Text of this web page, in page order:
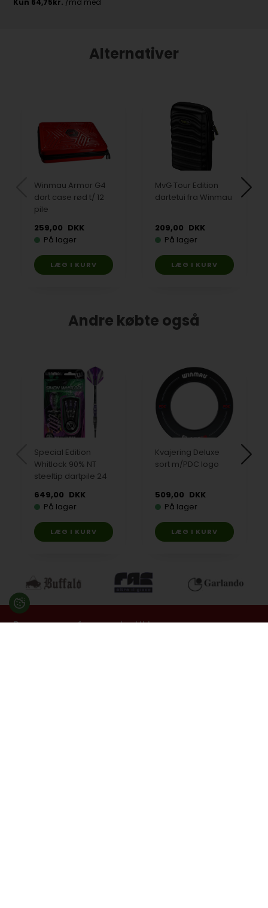
Alternativer
Winmau Armor G4
dart case rød t/ 12
pile
259,00 DKK
På lager
MvG Tour Edition
dartetui fra Winmau
209,00 DKK
På lager
Andre købte også
Special Edition
Whitlock 90% NT
steeltip dartpile 24
649,00 DKK
På lager
Kvajering Deluxe
sort m/PDC logo
509,00 DKK
På lager
Besøg en af vores butikker